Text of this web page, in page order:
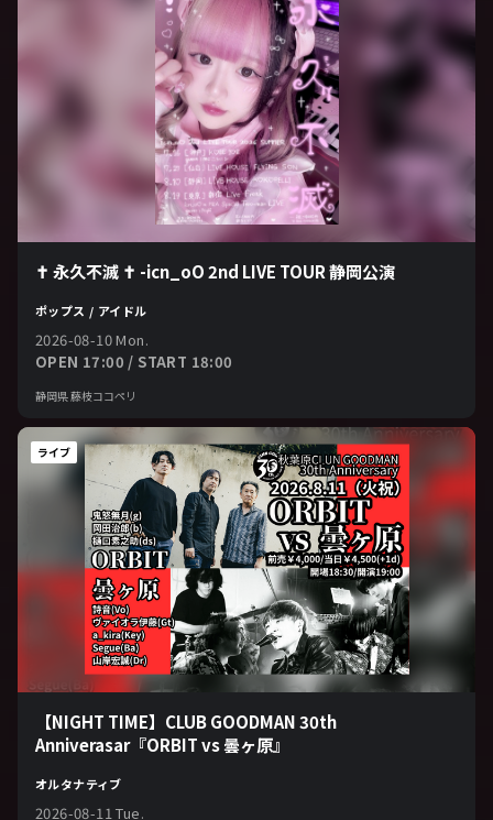
‪✝︎ 永久不滅 ✝︎ -icn_oO 2nd LIVE TOUR 静岡公演
ポップス / アイドル
2026-08-10 Mon.
OPEN 17:00 / START 18:00
静岡県 藤枝ココペリ
ライブ
【NIGHT TIME】CLUB GOODMAN 30th
Anniverasar『ORBIT vs 曇ヶ原』
オルタナティブ
2026-08-11 Tue.